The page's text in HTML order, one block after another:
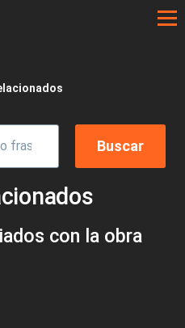
de ayuda a la
con la obra